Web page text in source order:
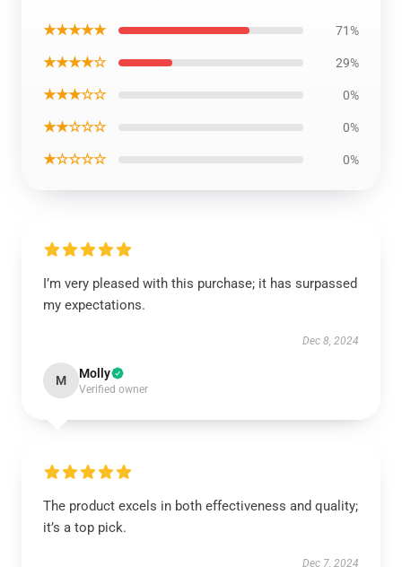
★★★★★ 71%
★★★★☆ 29%
★★★☆☆ 0%
★★☆☆☆ 0%
★☆☆☆☆ 0%
I’m very pleased with this purchase; it has surpassed
my expectations.
Dec 8, 2024
M Molly
Verified owner
The product excels in both effectiveness and quality;
it’s a top pick.
Dec 7, 2024